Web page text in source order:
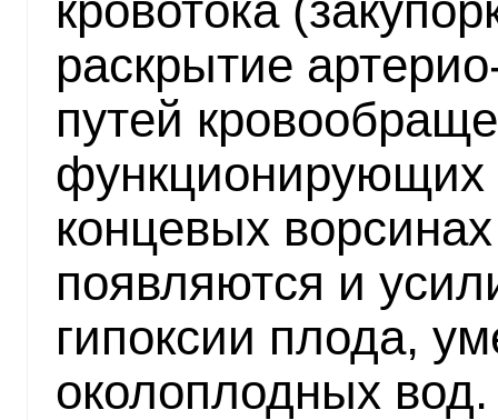
раскрытие
путей
функционирующих
концевых
появляются и
гипоксии плода,
околоплодных вод.